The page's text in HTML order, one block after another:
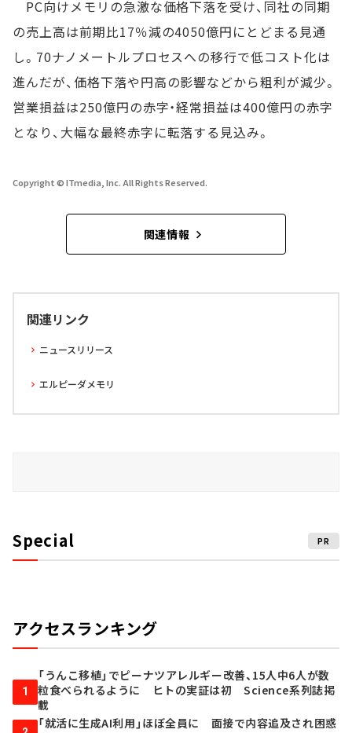
PC向けメモリの急激な価格下落を受け、同社の同期
の売上高は前期比17％減の4050億円にとどまる見通
し。70ナノメートルプロセスへの移行で低コスト化は
進んだが、価格下落や円高の影響などから粗利が減少。
営業損益は250億円の赤字・経常損益は400億円の赤字
となり、大幅な最終赤字に転落する見込み。
Copyright © ITmedia, Inc. All Rights Reserved.
関連情報
関連リンク
ニュースリリース
エルピーダメモリ
Special PR
アクセスランキング
1
「うんこ移植」でピーナツアレルギー改善、15人中6人が数
粒食べられるように ヒトの実証は初 Science系列誌掲
載
「就活に生成AI利用」ほぼ全員に 面接で内容追及され困惑